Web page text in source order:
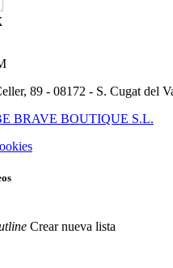
89 - 08172 - S. Cugat del
BRAVE BOUTIQUE S.L.
Crear nueva lista